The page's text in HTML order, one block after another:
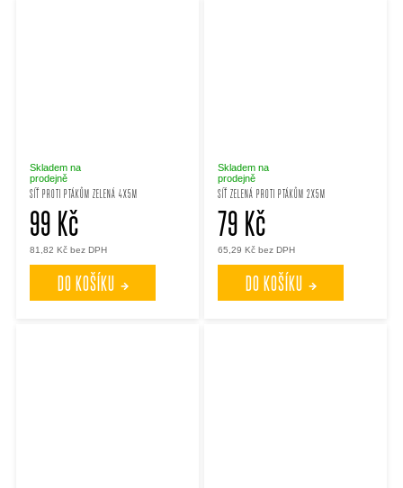
SÍŤ PROTI PTÁKŮM ZELENÁ 4X5M
Skladem na
prodejně
81,82 Kč bez DPH
99 Kč
DO KOŠÍKU
SÍŤ ZELENÁ PROTI PTÁKŮM 2X5M
Skladem na
prodejně
65,29 Kč bez DPH
79 Kč
DO KOŠÍKU